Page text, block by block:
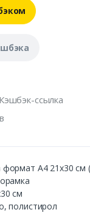
Кэшбэк-ссылка
А4 21х30 см
см
полистирол